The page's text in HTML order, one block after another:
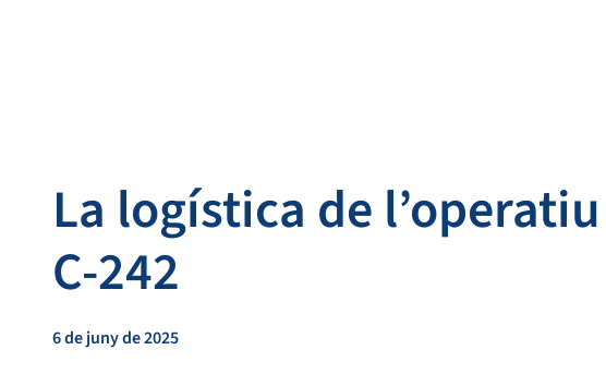
La logística de
C-242
6 de juny de 2025